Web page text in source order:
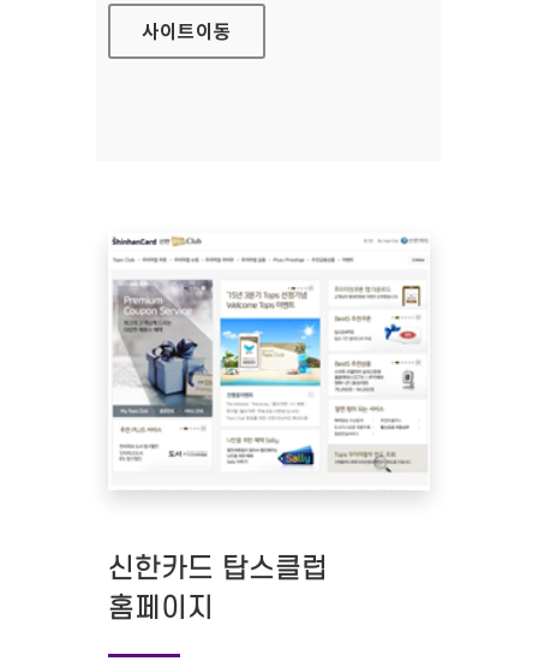
사이트이동
신한카드 탑스클럽
홈페이지